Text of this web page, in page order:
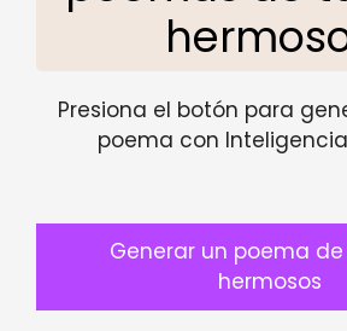
Presiona el botón para
poema con
Generar un poema
hermosos